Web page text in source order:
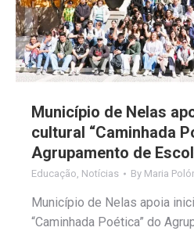
Município de Nelas
cultural “Caminhada
Agrupamento de
Educação, Notícias By Maria
Município de Nelas apoia
“Caminhada Poética” do